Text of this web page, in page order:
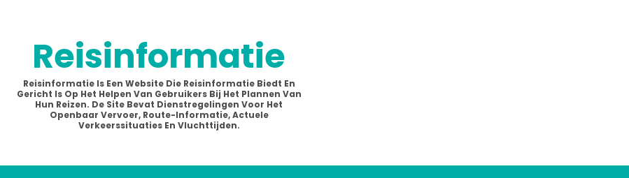
Reisinformatie
Reisinformatie Is Een Website Die Reisinformatie Biedt En
Gericht Is Op Het Helpen Van Gebruikers Bij Het Plannen Van
Hun Reizen. De Site Bevat Dienstregelingen Voor Het
Openbaar Vervoer, Route-Informatie, Actuele
Verkeerssituaties En Vluchttijden.